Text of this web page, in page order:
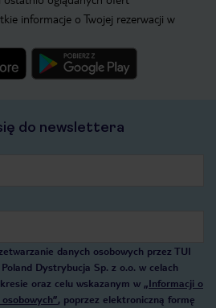
informacje o Twojej rezerwacji w
do newslettera
danych osobowych przez TUI
Dystrybucja Sp. z o.o. w celach
oraz celu wskazanym w „Informacji o
, poprzez elektroniczną formę